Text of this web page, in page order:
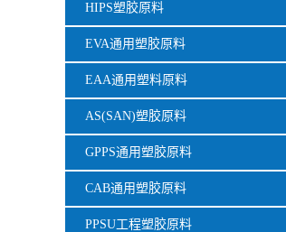
HIPS塑胶原料
EVA通用塑胶原料
EAA通用塑料原料
AS(SAN)塑胶原料
GPPS通用塑胶原料
CAB通用塑胶原料
PPSU工程塑胶原料